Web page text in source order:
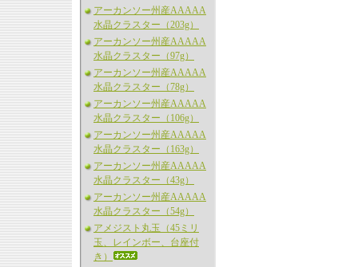
アーカンソー州産AAAAA
水晶クラスター（203g）
アーカンソー州産AAAAA
水晶クラスター（97g）
アーカンソー州産AAAAA
水晶クラスター（78g）
アーカンソー州産AAAAA
水晶クラスター（106g）
アーカンソー州産AAAAA
水晶クラスター（163g）
アーカンソー州産AAAAA
水晶クラスター（43g）
アーカンソー州産AAAAA
水晶クラスター（54g）
アメジスト丸玉（45ミリ
玉、レインボー、台座付
き）